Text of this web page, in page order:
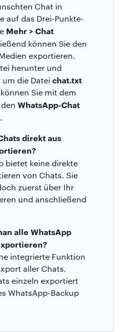
Chat in
auf das Drei-Punkte-
Mehr > Chat
können Sie den
exportieren.
herunter und
die Datei chat.txt
Sie mit dem
WhatsApp-Chat
.
direkt aus
bietet keine direkte
von Chats. Sie
zuerst über Ihr
und anschließend
alle WhatsApp
integrierte Funktion
aller Chats.
einzeln exportiert
WhatsApp-Backup